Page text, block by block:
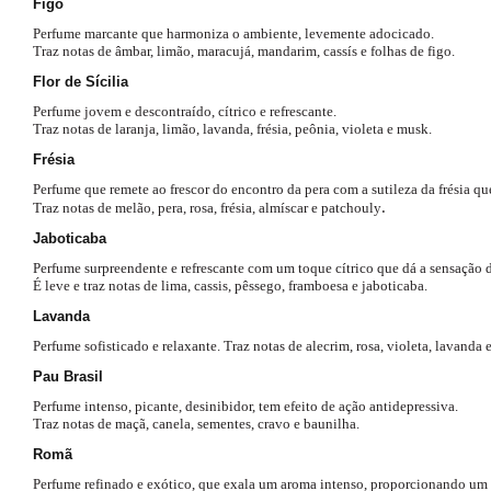
Figo
Perfume marcante que harmoniza o ambiente, levemente adocicado.
Traz notas de âmbar, limão, maracujá, mandarim, cassís e folhas de figo.
Flor de Sícilia
Perfume jovem e descontraído, cítrico e refrescante.
Traz notas de laranja, limão, lavanda, frésia, peônia, violeta e musk.
Frésia
Perfume que remete ao frescor do encontro da pera com a sutileza da frésia
Traz notas de melão, pera, rosa, frésia, almíscar e patchouly.
Jaboticaba
Perfume surpreendente e refrescante com um toque cítrico que dá a sensação
É leve e traz notas de lima, cassis, pêssego, framboesa e jaboticaba.
Lavanda
Perfume sofisticado e relaxante. Traz notas de alecrim, rosa, violeta, lavanda
Pau Brasil
Perfume intenso, picante, desinibidor, tem efeito de ação antidepressiva.
Traz notas de maçã, canela, sementes, cravo e baunilha.
Romã
Perfume refinado e exótico, que exala um aroma intenso, proporcionando